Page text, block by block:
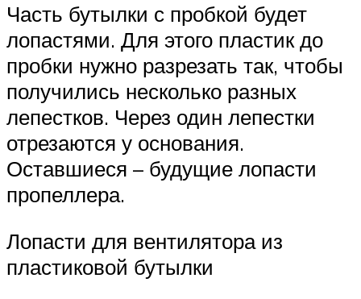
Часть бутылки с пробкой будет
лопастями. Для этого пластик до
пробки нужно разрезать так, чтобы
получились несколько разных
лепестков. Через один лепестки
отрезаются у основания.
Оставшиеся – будущие лопасти
пропеллера.
Лопасти для вентилятора из
пластиковой бутылки